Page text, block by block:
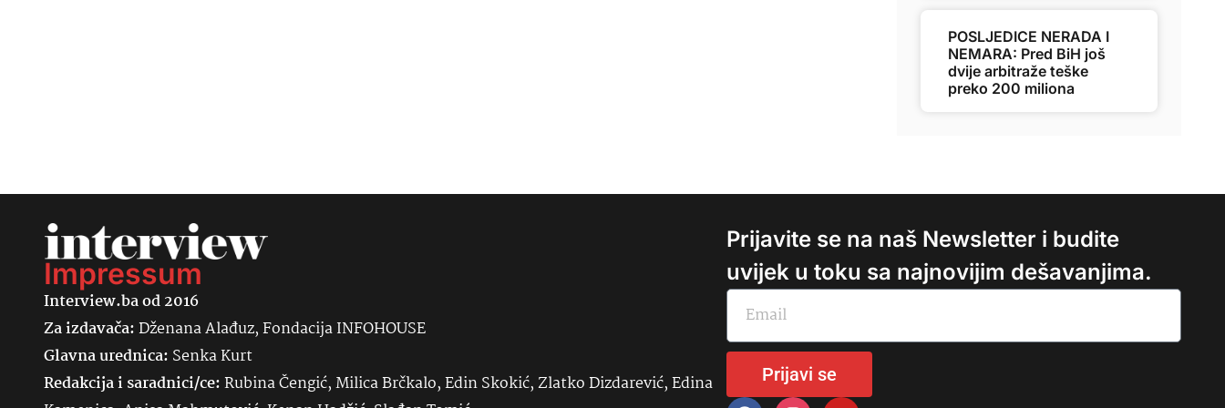
POSLJEDICE NERADA I
NEMARA: Pred BiH još
dvije arbitraže teške
preko 200 miliona
Impressum
Interview.ba od 2016
Za izdavača:Dženana Alađuz, Fondacija INFOHOUSE
Glavna urednica: SenkaKurt
Redakcija i saradnici/ce:Rubina Čengić, Milica Brčkalo, Edin Skokić, Zlatko Dizdarević, Edina
Prijavite se na naš Newsletter i budite
uvijek u toku sa najnovijim dešavanjima.
Prijavi se